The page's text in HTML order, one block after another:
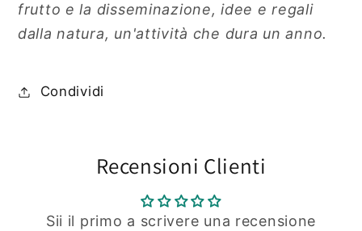
frutto e la disseminazione, idee e regali
dalla natura, un'attività che dura un anno.
Condividi
Recensioni Clienti
Sii il primo a scrivere una recensione